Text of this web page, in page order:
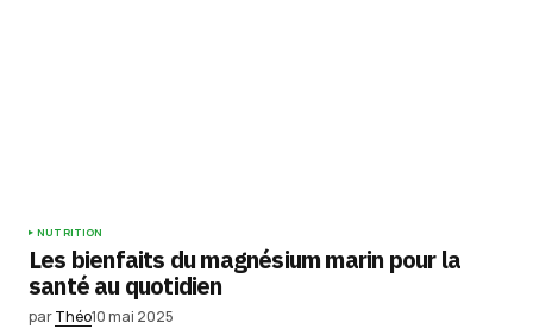
NUTRITION
Les bienfaits du magnésium marin pour la
santé au quotidien
parThéo10 mai 2025